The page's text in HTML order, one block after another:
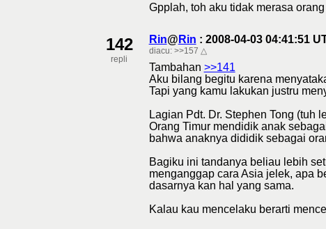
Gpplah, toh aku tidak merasa
142
repli
Rin@ Rin : 2008-04-03 04:41:51
diacu: >>157 △
Tambahan >>141
Aku bilang begitu karena
Tapi yang kamu lakukan justru
Lagian Pdt. Dr. Stephen Tong (tuh
Orang Timur mendidik anak
bahwa anaknya dididik sebagai
Bagiku ini tandanya beliau lebih
menganggap cara Asia jelek, apa
dasarnya kan hal yang sama.
Kalau kau mencelaku berarti